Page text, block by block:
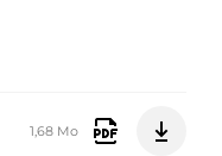
1,68 Mo